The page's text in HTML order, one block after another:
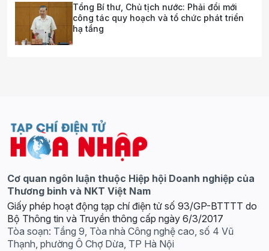
Tổng Bí thư, Chủ tịch nước: Phải đổi mới
công tác quy hoạch và tổ chức phát triển
hạ tầng
Cơ quan ngôn luận thuộc Hiệp hội Doanh nghiệp của
Thương binh và NKT Việt Nam
Giấy phép hoạt động tạp chí điện tử số 93/GP-BTTTT do
Bộ Thông tin và Truyền thông cấp ngày 6/3/2017
Tòa soạn: Tầng 9, Tòa nhà Công nghệ cao, số 4 Vũ
Thạnh, phường Ô Chợ Dừa, TP Hà Nội